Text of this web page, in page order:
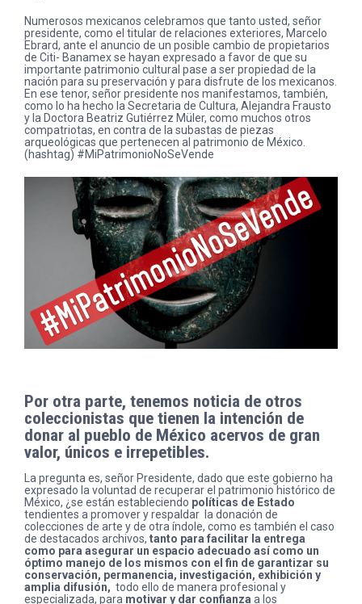
Numerosos mexicanos celebramos que tanto usted, señor
presidente, como el titular de relaciones exteriores, Marcelo
Ebrard, ante el anuncio de un posible cambio de propietarios
de Citi- Banamex se hayan expresado a favor de que su
importante patrimonio cultural pase a ser propiedad de la
nación para su preservación y para disfrute de los mexicanos.
En ese tenor, señor presidente nos manifestamos, también,
como lo ha hecho la Secretaria de Cultura, Alejandra Frausto
y la Doctora Beatriz Gutiérrez Müler, como muchos otros
compatriotas, en contra de la subastas de piezas
arqueológicas que pertenecen al patrimonio de México.
(hashtag) #MiPatrimonioNoSeVende
Por otra parte, tenemos noticia de otros
coleccionistas que tienen la intención de
donar al pueblo de México acervos de gran
valor, únicos e irrepetibles.
La pregunta es, señor Presidente, dado que este gobierno ha
expresado la voluntad de recuperar el patrimonio histórico de
México, ¿se están estableciendo políticas de Estado
tendientes a promover y respaldar la donación de
colecciones de arte y de otra índole, como es también el caso
de destacados archivos, tanto para facilitar la entrega
como para asegurar un espacio adecuado así como un
óptimo manejo de los mismos con el fin de garantizar su
conservación, permanencia, investigación, exhibición y
amplia difusión, todo ello de manera profesional y
especializada, para motivar y dar confianza a los